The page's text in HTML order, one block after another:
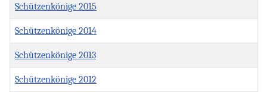
Schützenkönige 2015
Schützenkönige 2014
Schützenkönige 2013
Schützenkönige 2012